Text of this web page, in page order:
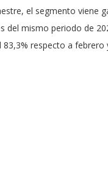
el segmento viene
del mismo periodo de
respecto a